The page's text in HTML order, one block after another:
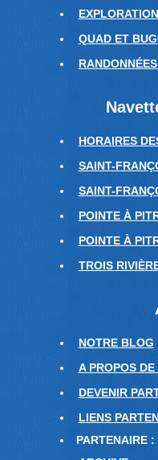
QUAD ET
HORAIRES
SAINT-
SAINT-
POINTE À
POINTE À
TROIS
NOTRE BLOG
A PROPOS DE
DEVENIR
LIENS
PARTENAIRE :